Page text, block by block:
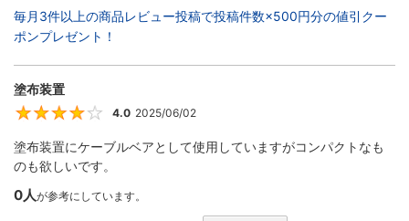
毎月3件以上の商品レビュー投稿で投稿件数×500円分の値引クー
ポンプレゼント！
塗布装置
4
4.0 2025/06/02
塗布装置にケーブルベアとして使用していますがコンパクトなも
のも欲しいです。
0人が参考にしています。